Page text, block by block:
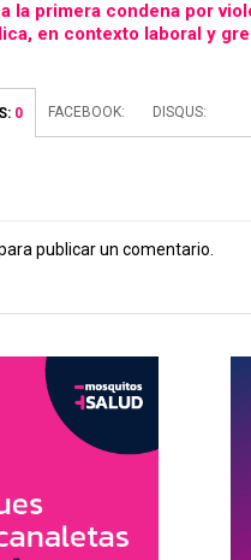
la primera condena por
en contexto laboral y
0 FACEBOOK: DISQUS:
publicar un comentario.